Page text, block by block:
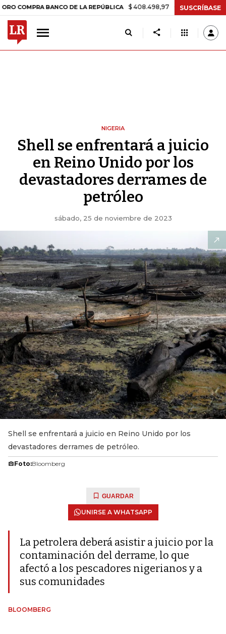
BANCO DE LA REPÚBLICA $ 408.498,97 +$ 8.753,81 +2,19%
SUSCRÍBASE
NIGERIA
Shell se enfrentará a juicio
en Reino Unido por los
devastadores derrames de
petróleo
sábado, 25 de noviembre de 2023
Shell se enfrentará a juicio en Reino Unido por los
devastadores derrames de petróleo.
Foto:Bloomberg
GUARDAR
UNIRSE A WHATSAPP
La petrolera deberá asistir a juicio por la
contaminación del derrame, lo que
afectó a los pescadores nigerianos y a
sus comunidades
BLOOMBERG